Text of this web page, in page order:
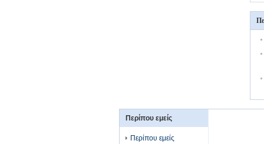
Περίπου εμείς
Περίπου εμείς